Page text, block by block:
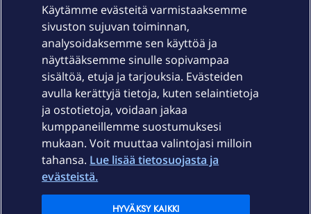
Laitteet & liittymät
Palvelut
Ajankohtaista
Elisa Oyj
Käytämme evästeitä varmistaaksemme
sivuston sujuvan toiminnan,
analysoidaksemme sen käyttöä ja
näyttääksemme sinulle sopivampaa
sisältöä, etuja ja tarjouksia. Evästeiden
avulla kerättyjä tietoja, kuten selaintietoja
ja ostotietoja, voidaan jakaa
kumppaneillemme suostumuksesi
mukaan. Voit muuttaa valintojasi milloin
tahansa. Lue lisää tietosuojasta ja
evästeistä.
HYVÄKSY KAIKKI